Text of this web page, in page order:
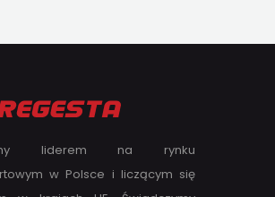
liderem na rynku
w Polsce i liczącym się